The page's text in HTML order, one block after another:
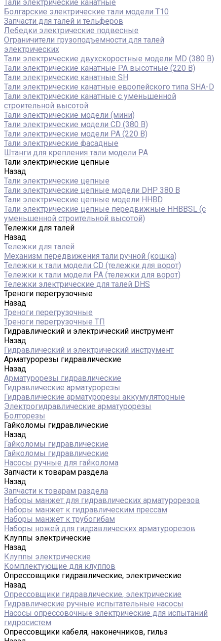
Тали электрические канатные
Болгарские электрические тали модели T10
Запчасти для талей и тельферов
Лебедки электрические подвесные
Ограничители грузоподъемности для талей
электрических
Тали электрические двухскоростные модели MD (380 В)
Тали электрические канатные PA высотные (220 В)
Тали электрические канатные SH
Тали электрические канатные европейского типа SHA-D
Тали электрические канатные с уменьшенной
строительной высотой
Тали электрические модели (мини)
Тали электрические модели CD (380 В)
Тали электрические модели РА (220 В)
Тали электрические фасадные
Штанги для крепления тали модели РА
Тали электрические цепные
Назад
Тали электрические цепные
Тали электрические цепные модели DHP 380 В
Тали электрические цепные модели HHBD
Тали электрические цепные передвижные HHBBSL (с
уменьшенной строительной высотой)
Тележки для талей
Назад
Тележки для талей
Механизм передвижения тали ручной (кошка)
Тележки к тали модели CD (тележки для ворот)
Тележки к тали модели РА (тележки для ворот)
Тележки электрические для талей DHS
Треноги перегрузочные
Назад
Треноги перегрузочные
Треноги перегрузочные ТП
Гидравлический и электрический инструмент
Назад
Гидравлический и электрический инструмент
Арматурорезы гидравлические
Назад
Арматурорезы гидравлические
Гидравлические арматурорезы
Гидравлические арматурорезы аккумуляторные
Электрогидравлические арматурорезы
Болторезы
Гайколомы гидравлические
Назад
Гайколомы гидравлические
Гайколомы гидравлические
Насосы ручные для гайколома
Запчасти к товарам раздела
Назад
Запчасти к товарам раздела
Наборы манжет для гидравлических арматурорезов
Наборы манжет к гидравлическим прессам
Наборы манжет к трубогибам
Наборы ножей для гидравлических арматурорезов
Клуппы электрические
Назад
Клуппы электрические
Комплектующие для клуппов
Опрессовщики гидравлические, электрические
Назад
Опрессовщики гидравлические, электрические
Гидравлические ручные испытательные насосы
Насосы опрессовочные электрические для испытаний
гидросистем
Опрессовщики кабеля, наконечников, гильз